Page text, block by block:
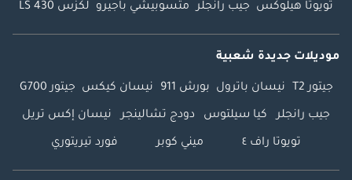
تويوتا هيلوكس جيب رانجلر متسوبيشي باجيرو لكزس LS 430
موديلات جديدة شعبية
جيتور T2 نيسان باترول بورش 911 نيسان كيكس جيتور G700
جيب رانجلر كيا سيلتوس دودج تشالينجر نيسان إكس تريل
تويوتا راف ٤ ميني كوبر فورد تيريتوري